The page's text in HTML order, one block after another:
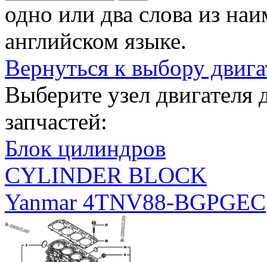
одно или два слова из
английском языке.
Вернуться к выбору
Выберите узел
запчастей:
Блок цилиндров
CYLINDER BLOCK
Yanmar 4TNV88-BGPGEC